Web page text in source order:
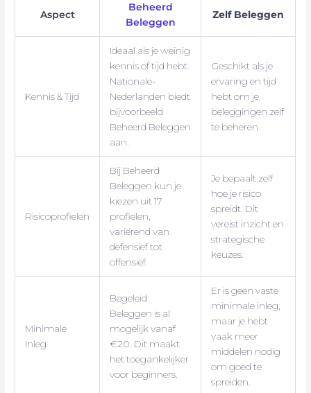
Aspect
Beheerd
Beleggen
Zelf Beleggen
Kennis & Tijd
Ideaal als je weinig
kennis of tijd hebt.
Nationale-
Nederlanden biedt
bijvoorbeeld
Beheerd Beleggen
aan.
Geschikt als je
ervaring en tijd
hebt om je
beleggingen zelf
te beheren.
Risicoprofielen
Bij Beheerd
Beleggen kun je
kiezen uit 17
profielen,
variërend van
defensief tot
offensief.
Je bepaalt zelf
hoe je risico
spreidt. Dit
vereist inzicht en
strategische
keuzes.
Minimale
Inleg
Begeleid
Beleggen is al
mogelijk vanaf
€20. Dit maakt
het toegankelijker
voor beginners.
Er is geen vaste
minimale inleg,
maar je hebt
vaak meer
middelen nodig
om goed te
spreiden.